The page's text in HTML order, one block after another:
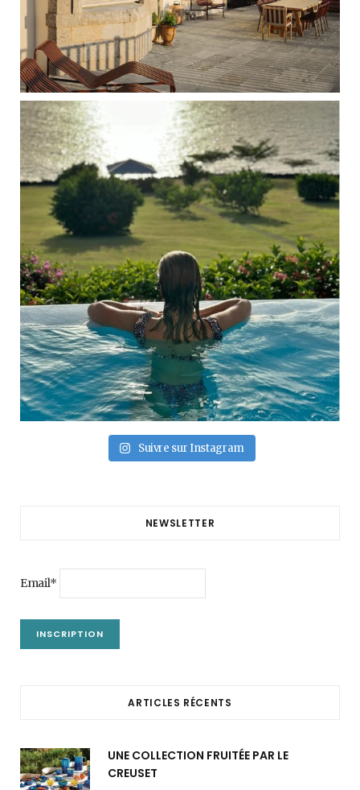
Suivre sur Instagram
NEWSLETTER
Email*
ARTICLES RÉCENTS
UNE COLLECTION FRUITÉE PAR LE
CREUSET